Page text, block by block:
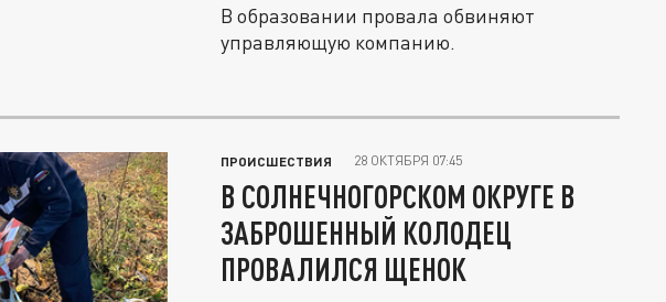
В образовании провала обвиняют
управляющую компанию.
ПРОИСШЕСТВИЯ 28 ОКТЯБРЯ 07:45
В СОЛНЕЧНОГОРСКОМ ОКРУГЕ В
ЗАБРОШЕННЫЙ КОЛОДЕЦ
ПРОВАЛИЛСЯ ЩЕНОК